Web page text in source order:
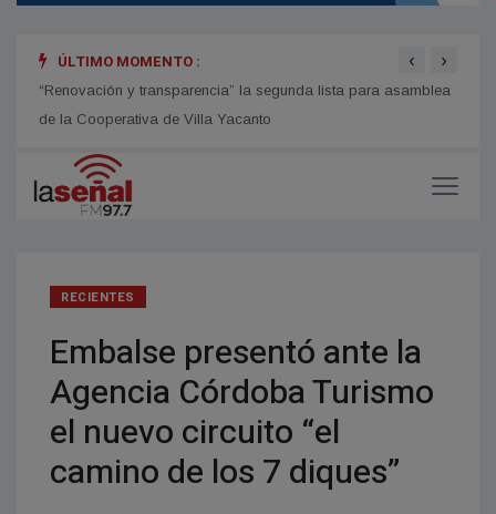
ÚLTIMO MOMENTO :
“Renovación y transparencia” la segunda lista para asamblea
de la Cooperativa de Villa Yacanto
‹ ›
RECIENTES
Embalse presentó ante la
Agencia Córdoba Turismo
el nuevo circuito “el
camino de los 7 diques”